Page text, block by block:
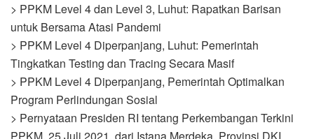
> PPKM Level 4 dan Level 3, Luhut: Rapatkan Barisan
untuk Bersama Atasi Pandemi
> PPKM Level 4 Diperpanjang, Luhut: Pemerintah
Tingkatkan Testing dan Tracing Secara Masif
> PPKM Level 4 Diperpanjang, Pemerintah Optimalkan
Program Perlindungan Sosial
> Pernyataan Presiden RI tentang Perkembangan Terkini